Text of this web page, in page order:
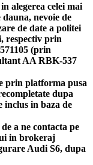
alegerea celei mai
nevoie de
de date a politei
respectiv prin
(prin
AA RBK-537
prin platforma pusa
dupa
inclus in baza de
a ne contacta pe
in brokeraj
Audi S6, dupa